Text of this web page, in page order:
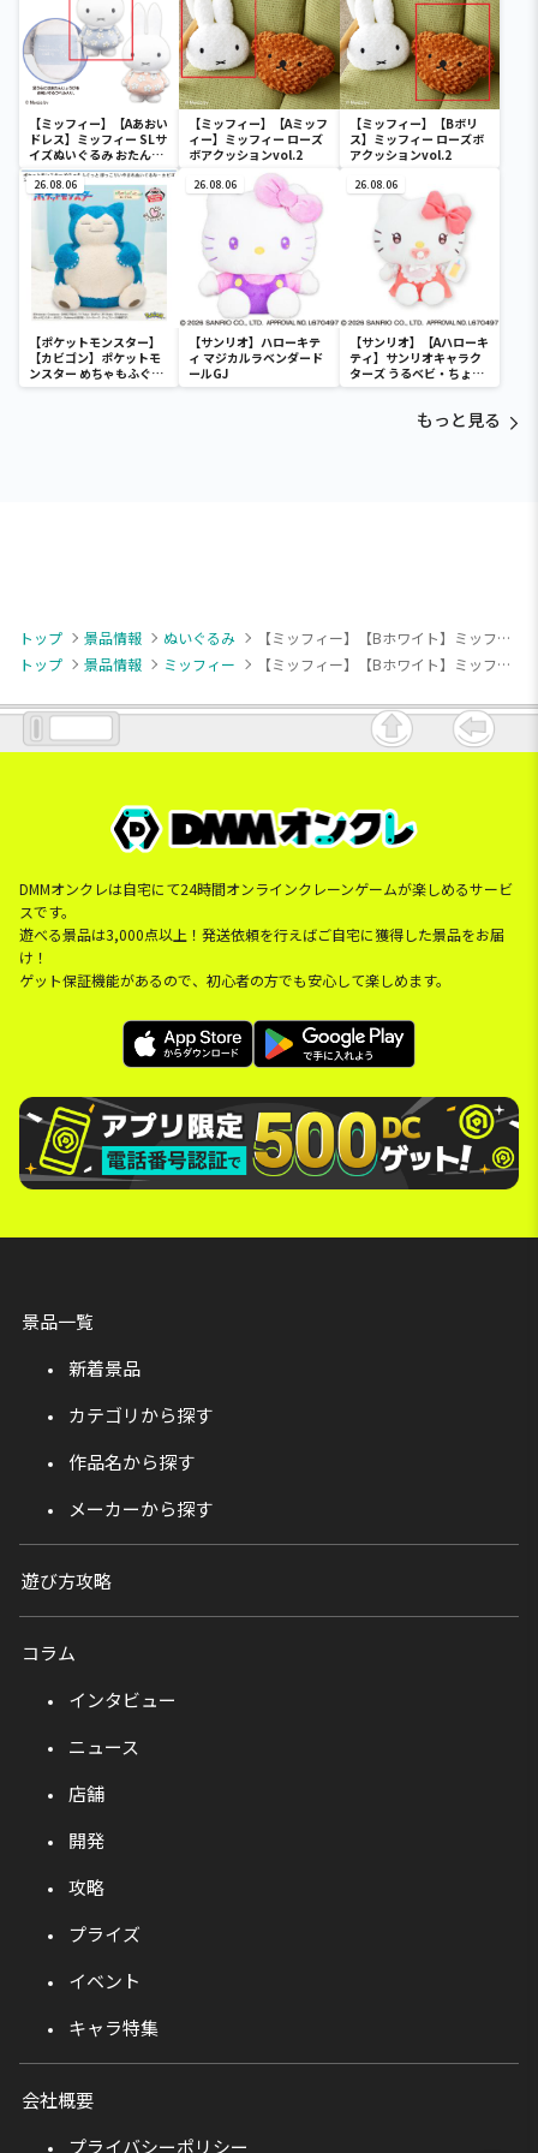
【ミッフィー】【Aあおい
ドレス】ミッフィー SLサ
イズぬいぐるみ おたんじ
ょうび 2022
【ミッフィー】【Aミッフ
ィー】ミッフィー ローズ
ボアクッションvol.2
【ミッフィー】【Bボリ
ス】ミッフィー ローズボ
アクッションvol.2
26.08.06
【ポケットモンスター】
【カビゴン】ポケットモ
ンスター めちゃもふぐっ
と ほっこりいやされぬい
26.08.06
【サンリオ】ハローキテ
ィ マジカルラベンダード
ールGJ
26.08.06
【サンリオ】【Aハローキ
ティ】サンリオキャラク
ターズ うるベビ・ちょい
デカドール
もっと見る
トップ 景品情報 ぬいぐるみ
【ミッフィー】【Bホワイト】ミッフィー withぬいぐるみ みかづき
トップ
景品情報 ミッフィー 【ミッフィー】【Bホワイト】ミッフィー withぬいぐるみ みかづき
DMMオンクレは自宅にて24時間オンラインクレーンゲームが楽しめるサービ
スです。
遊べる景品は3,000点以上！発送依頼を行えばご自宅に獲得した景品をお届
け！
ゲット保証機能があるので、初心者の方でも安心して楽しめます。
景品一覧
新着景品
カテゴリから探す
作品名から探す
メーカーから探す
遊び方攻略
コラム
インタビュー
ニュース
店舗
開発
攻略
プライズ
イベント
キャラ特集
会社概要
プライバシーポリシー